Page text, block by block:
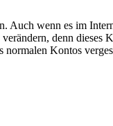
. Auch wenn es im
denn dieses
Kontos